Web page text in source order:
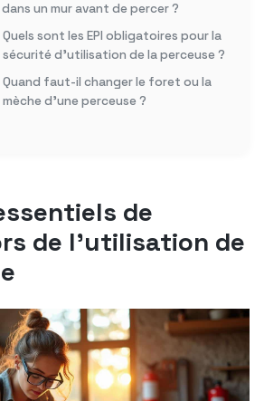
dans un mur avant de percer ?
Quels sont les EPI obligatoires pour la
sécurité d’utilisation de la perceuse ?
Quand faut-il changer le foret ou la
mèche d’une perceuse ?
de
de l’utilisation de